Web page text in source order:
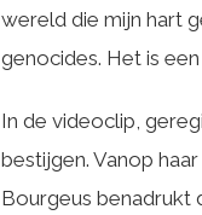
wereld die mijn hart
genocides. Het is
In de videoclip,
bestijgen. Vanop
Bourgeus benadrukt